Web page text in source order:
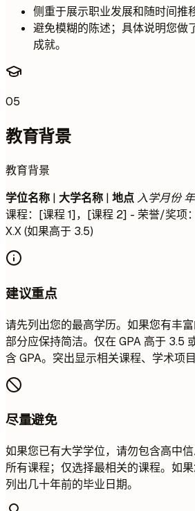
侧重于展示职业发展和随时间推
避免模糊的陈述；具体说明您做
成就。
05
教育背景
教育背景
学位名称 | 大学名称 | 地点 入学月份
课程：[课程 1]，[课程 2] - 荣誉/奖项
X.X (如果高于 3.5)
建议重点
请先列出您的最高学历。如果您有丰
部分应保持简洁。仅在 GPA 高于 3.5
含 GPA。突出显示相关课程、学术项
尽量避免
如果您已有大学学位，请勿包含高中
所有课程；仅选择最相关的课程。如
列出几十年前的毕业日期。